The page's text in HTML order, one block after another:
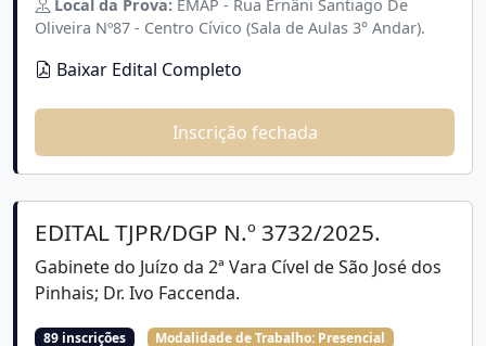
Local da Prova: EMAP - Rua Ernâni Santiago De
Oliveira Nº87 - Centro Cívico (Sala de Aulas 3° Andar).
Baixar Edital Completo
Inscrição fechada
EDITAL TJPR/DGP N.º 3732/2025.
Gabinete do Juízo da 2ª Vara Cível de São José dos
Pinhais; Dr. Ivo Faccenda.
89 inscrições Modalidade de Trabalho: Presencial